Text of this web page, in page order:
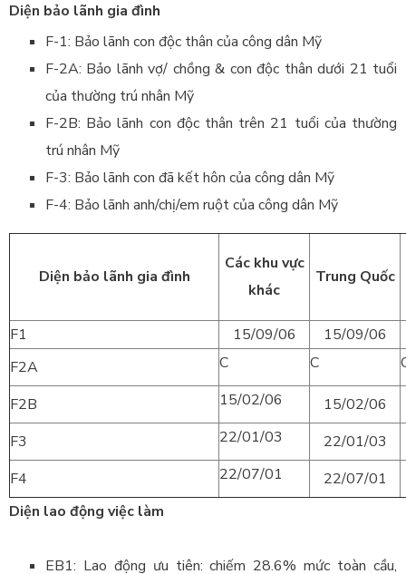
Diện bảo lãnh gia đình
F-1: Bảo lãnh con độc thân của công dân Mỹ
F-2A: Bảo lãnh vợ/ chồng & con độc thân dưới 21 tuổi
của thường trú nhân Mỹ
F-2B: Bảo lãnh con độc thân trên 21 tuổi của thường
trú nhân Mỹ
F-3: Bảo lãnh con đã kết hôn của công dân Mỹ
F-4: Bảo lãnh anh/chị/em ruột của công dân Mỹ
Diện bảo lãnh gia đình
Các khu vực
khác
Trung Quốc
F1 15/09/06
15/09/06
F2A
C C
F2B 15/02/06
15/02/06
F3
22/01/03
22/01/03
F4
22/07/01
22/07/01
Diện lao động việc làm
EB1: Lao động ưu tiên: chiếm 28.6% mức toàn cầu,